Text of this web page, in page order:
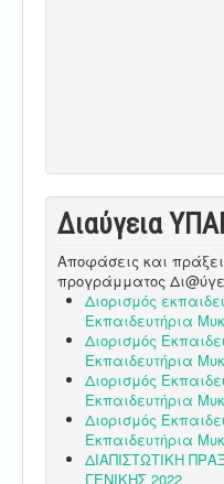
Διαύγεια
Αποφάσεις και
προγράμματος
Διορισμός
Εκπαιδευτήρια
Διορισμός
Εκπαιδευτήρια
Διορισμός
Εκπαιδευτήρια
Διορισμός
Εκπαιδευτήρια
ΔΙΑΠΙΣΤΩΤΙΚΗ
ΓΕΝΙΚΗΣ 2022